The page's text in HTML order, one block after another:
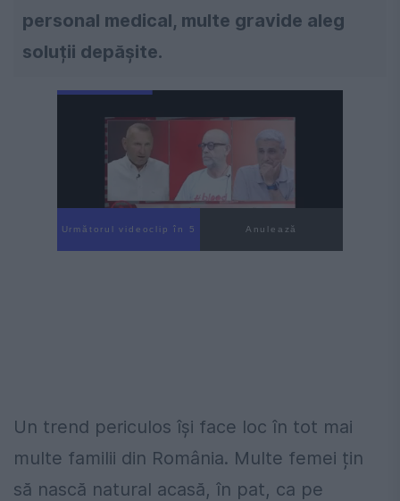
personal medical, multe gravide aleg
soluții depășite.
Următorul videoclip în 3 Anulează
Un trend periculos își face loc în tot mai
multe familii din România. Multe femei țin
să nască natural acasă, în pat, ca pe